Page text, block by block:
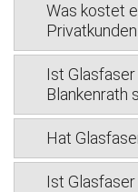
Was kostet
Ist
Blankenrath
Hat
Ist